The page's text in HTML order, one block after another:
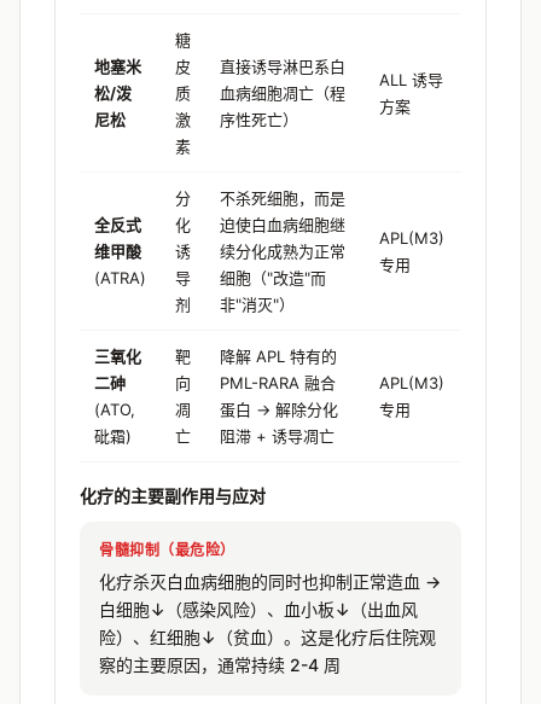
地塞米
松/泼
尼松
糖
皮
质
激
素
直接诱导淋巴系白
血病细胞凋亡（程
序性死亡）
ALL 诱导
方案
全反式
维甲酸
(ATRA)
分
化
诱
导
剂
不杀死细胞，而是
迫使白血病细胞继
续分化成熟为正常
细胞（"改造"而
非"消灭"）
APL(M3)
专用
三氧化
二砷
(ATO,
砒霜)
靶
向
凋
亡
降解 APL 特有的
PML-RARA 融合
蛋白 → 解除分化
阻滞 + 诱导凋亡
APL(M3)
专用
化疗的主要副作用与应对
骨髓抑制（最危险）
化疗杀灭白血病细胞的同时也抑制正常造血 →
白细胞↓（感染风险）、血小板↓（出血风
险）、红细胞↓（贫血）。这是化疗后住院观
察的主要原因，通常持续 2-4 周